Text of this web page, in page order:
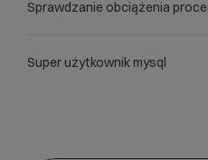
Sprawdzanie obciążenia
Super użytkownik mysql